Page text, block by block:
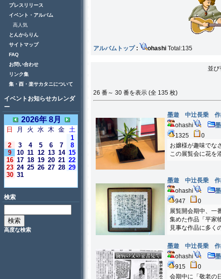
プレスリリース
イベント・アルバム
高人気
とんからりん
サイトマップ
FAQ
お問い合わせ
リンク集
集・酉・楽サカタニについて
イベントお知らせカレンダ
ー
2026年 8月
日 月 火 水 木 金 土
1
2
3 4 5 6 7
8
9
10 11 12 13 14 15
16 17 18 19 20 21 22
23 24 25 26 27 28 29
30 31
検索
高度な検索
アルバムトップ: ohashi Total:135
並
26 番～ 30 番を表示 (全 135 枚)
墨遊 中辻長乗
ohashi
1325
0
お嬢様が趣味でな
この展覧会に花を
墨遊 中辻長乗
ohashi
947
0
展覧開会期中、一
集めた作品「平家
見事な作品に多く
墨遊 中辻長乗
ohashi
915
0
会期中に「敬老の